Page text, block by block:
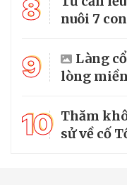
8
nuôi 7
9
Làng
lòng
10 Thăm
sử về cố